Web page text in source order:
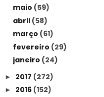
maio (59)
abril (58)
março (61)
fevereiro (29)
janeiro (24)
► 2017 (272)
► 2016 (152)